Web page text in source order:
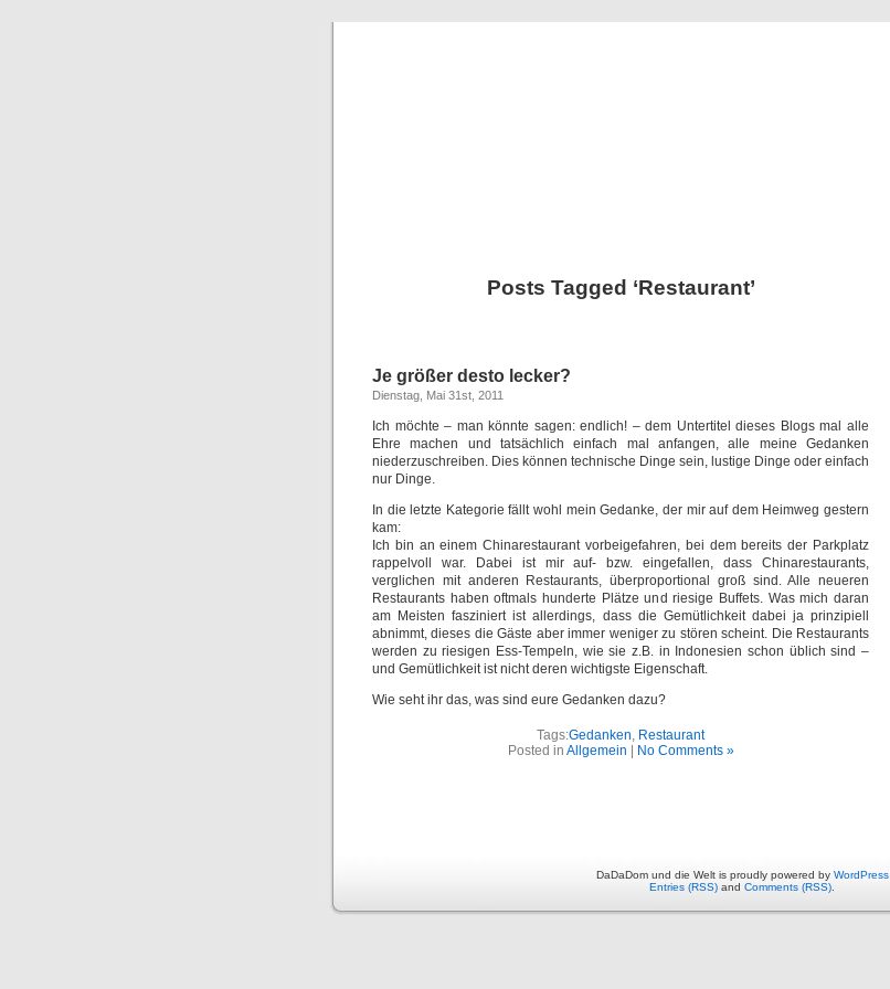
Posts Tagged ‘Restaurant’
Je größer desto lecker?
Dienstag, Mai 31st, 2011
Ich möchte – man könnte sagen: endlich! – dem Untertitel dieses Blogs mal alle
Ehre machen und tatsächlich einfach mal anfangen, alle meine Gedanken
niederzuschreiben. Dies können technische Dinge sein, lustige Dinge oder einfach
nur Dinge.
In die letzte Kategorie fällt wohl mein Gedanke, der mir auf dem Heimweg gestern
kam:
Ich bin an einem Chinarestaurant vorbeigefahren, bei dem bereits der Parkplatz
rappelvoll war. Dabei ist mir auf- bzw. eingefallen, dass Chinarestaurants,
verglichen mit anderen Restaurants, überproportional groß sind. Alle neueren
Restaurants haben oftmals hunderte Plätze und riesige Buffets. Was mich daran
am Meisten fasziniert ist allerdings, dass die Gemütlichkeit dabei ja prinzipiell
abnimmt, dieses die Gäste aber immer weniger zu stören scheint. Die Restaurants
werden zu riesigen Ess-Tempeln, wie sie z.B. in Indonesien schon üblich sind –
und Gemütlichkeit ist nicht deren wichtigste Eigenschaft.
Wie seht ihr das, was sind eure Gedanken dazu?
Tags:Gedanken, Restaurant
Posted in Allgemein No Comments »
DaDaDom und die Welt is proudly powered by WordPress
Entries (RSS) and Comments (RSS)